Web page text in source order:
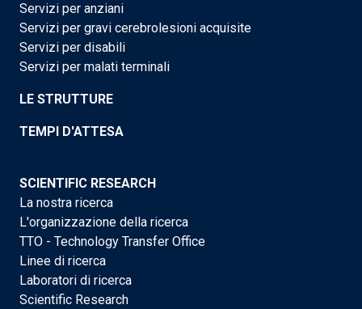
Servizi per anziani
Servizi per gravi cerebrolesioni acquisite
Servizi per disabili
Servizi per malati terminali
LE STRUTTURE
TEMPI D'ATTESA
SCIENTIFIC RESEARCH
La nostra ricerca
L'organizzazione della ricerca
TTO - Technology Transfer Office
Linee di ricerca
Laboratori di ricerca
Scientific Research